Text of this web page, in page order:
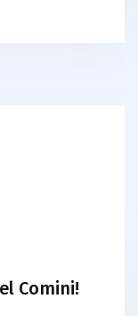
Comini!